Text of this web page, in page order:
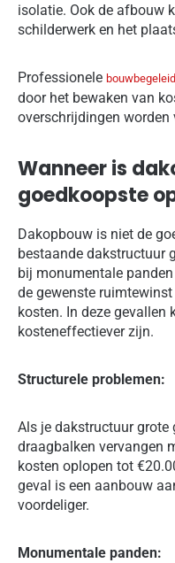
isolatie. Ook de afbouw
schilderwerk en het
Professionele
door het bewaken van
overschrijdingen worden
Wanneer is
goedkoopste
Dakopbouw is niet de
bestaande dakstructuur
bij monumentale
de gewenste
kosten. In deze gevallen
kosteneffectiever zijn.
Structurele problemen:
Als je dakstructuur grote
draagbalken vervangen
kosten oplopen tot
geval is een aanbouw
voordeliger.
Monumentale panden: